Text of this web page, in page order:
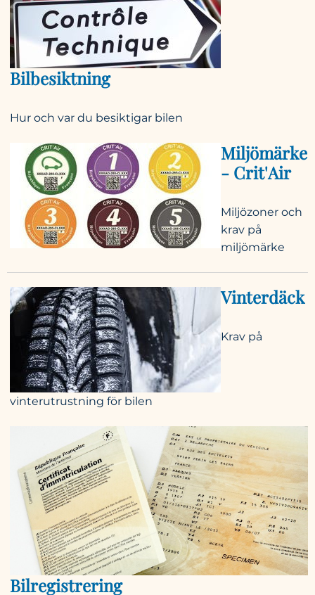
Bilbesiktning
Hur och var du besiktigar bilen
Miljömärke
- Crit'Air
Miljözoner och
krav på
miljömärke
Vinterdäck
Krav på
vinterutrustning för bilen
Bilregistrering